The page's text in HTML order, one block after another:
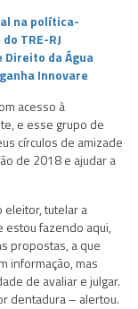
na política-
TRE-RJ
Direito da Água
Innovare
acesso à
e esse grupo de
círculos de amizade
de 2018 e ajudar a
tutelar a
estou fazendo aqui,
propostas, a que
informação, mas
de avaliar e julgar.
dentadura – alertou.